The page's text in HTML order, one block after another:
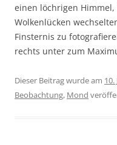
einen löchrigen
Wolkenlücken
Finsternis zu
rechts unter zum
Dieser Beitrag wurde am 10.
Beobachtung, Mond